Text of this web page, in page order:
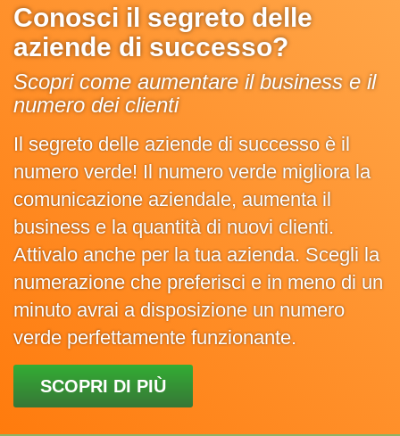
Conosci il segreto delle
aziende di successo?
Scopri come aumentare il business e il
numero dei clienti
Il segreto delle aziende di successo è il
numero verde! Il numero verde migliora la
comunicazione aziendale, aumenta il
business e la quantità di nuovi clienti.
Attivalo anche per la tua azienda. Scegli la
numerazione che preferisci e in meno di un
minuto avrai a disposizione un numero
verde perfettamente funzionante.
SCOPRI DI PIÙ